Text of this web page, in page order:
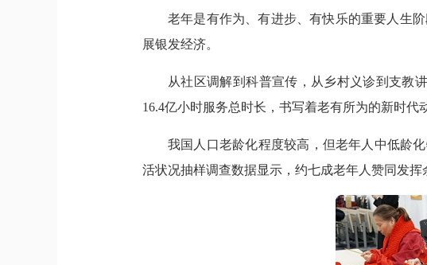
老年是有作为、有进步、有快乐的重要人生
展银发经济。
从社区调解到科普宣传，从乡村义诊到支教
16.4亿小时服务总时长，书写着老有所为的新时代
我国人口老龄化程度较高，但老年人中低龄
活状况抽样调查数据显示，约七成老年人赞同发挥